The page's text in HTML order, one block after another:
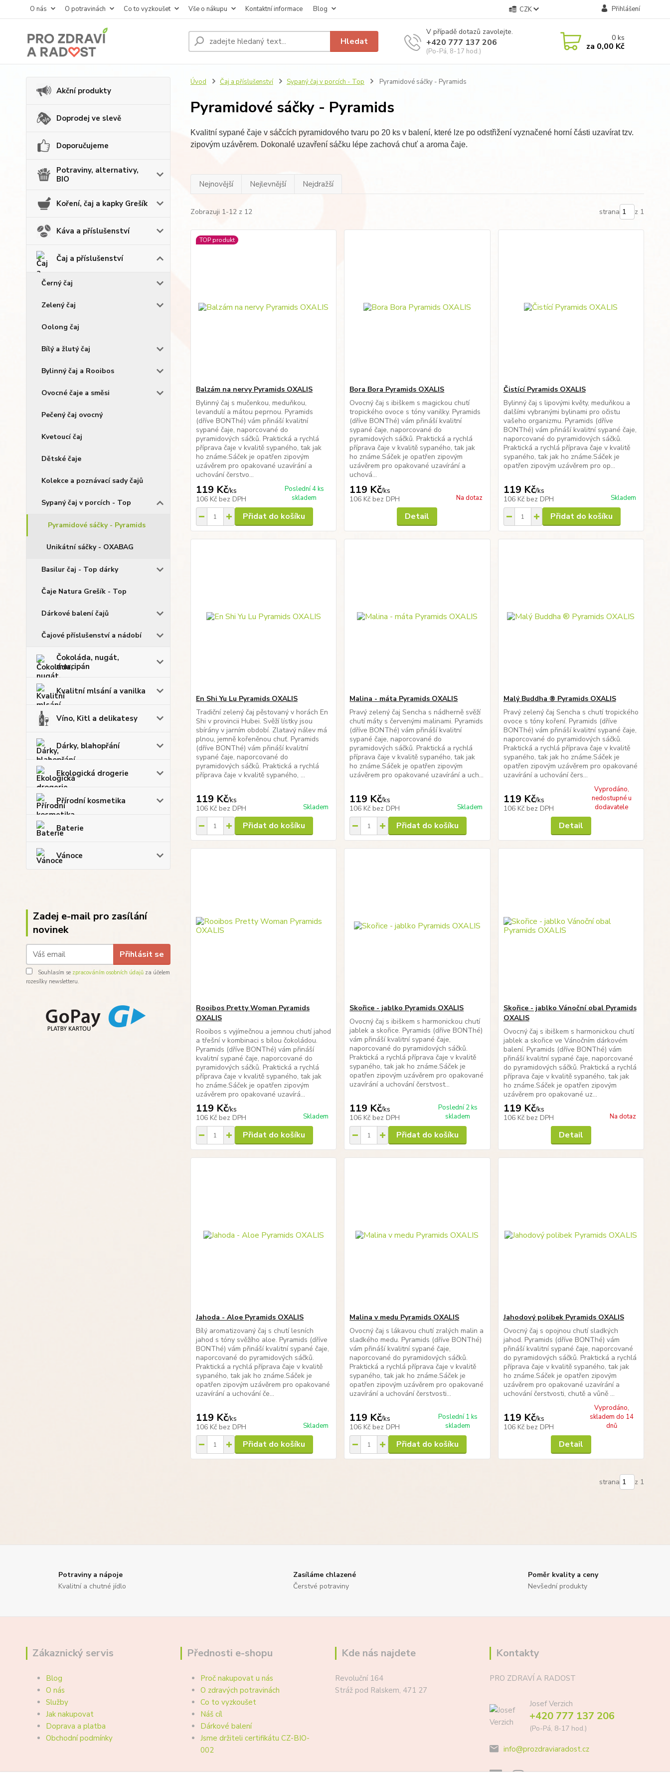
O nás O potravinách Co to vyzkoušet Vše o nákupu Kontaktní informace Blog CZK Přihlášení
Hledat
V případě dotazů zavolejte.
+420 777 137 206
(Po-Pá, 8-17 hod.)
0ks
za 0,00 Kč
Akční produkty
Doprodej ve slevě
Doporučujeme
Potraviny, alternativy,
BIO
Koření, čaj a kapky Grešík
Káva a příslušenství
Čaj a příslušenství
Černý čaj
Zelený čaj
Oolong čaj
Bílý a žlutý čaj
Bylinný čaj a Rooibos
Ovocné čaje a směsi
Pečený čaj ovocný
Kvetoucí čaj
Dětské čaje
Kolekce a poznávací sady čajů
Sypaný čaj v porcích - Top
Pyramidové sáčky - Pyramids
Unikátní sáčky - OXABAG
Basilur čaj - Top dárky
Čaje Natura Grešík - Top
Dárkové balení čajů
Čajové příslušenství a nádobí
Čokoláda, nugát,
marcipán
Kvalitní mlsání a vanilka
Víno, Kitl a delikatesy
Dárky, blahopřání
Ekologická drogerie
Přírodní kosmetika
Baterie
Vánoce
Zadej e-mail pro zasílání
novinek
Přihlásit se
Souhlasím se zpracováním osobních údajů za účelem
rozesílky newsletteru.
Úvod Čaj a příslušenství Sypaný čaj v porcích - Top Pyramidové sáčky - Pyramids
Pyramidové sáčky - Pyramids
Kvalitní sypané čaje v sáčcích pyramidového tvaru po 20 ks v balení, které lze po odstřižení vyznačené horní části uzavírat tzv.
zipovým uzávěrem. Dokonalé uzavření sáčku lépe zachová chuť a aroma čaje.
Nejnovější Nejlevnější Nejdražší
Zobrazuji 1-12 z 12 strana z 1
TOP produkt
Balzám na nervy Pyramids OXALIS
Bylinný čaj s mučenkou, meduňkou,
levandulí a mátou peprnou. Pyramids
(dříve BONThé) vám přináší kvalitní
sypané čaje, naporcované do
pyramidových sáčků. Praktická a rychlá
příprava čaje v kvalitě sypaného, tak jak
ho známe.Sáček je opatřen zipovým
uzávěrem pro opakované uzavírání a
uchování čerstvo...
119 Kč/ks
106 Kč bez DPH
Poslední 4 ks
skladem
Přidat do košíku
Bora Bora Pyramids OXALIS
Ovocný čaj s ibiškem s magickou chutí
tropického ovoce s tóny vanilky. Pyramids
(dříve BONThé) vám přináší kvalitní
sypané čaje, naporcované do
pyramidových sáčků. Praktická a rychlá
příprava čaje v kvalitě sypaného, tak jak
ho známe.Sáček je opatřen zipovým
uzávěrem pro opakované uzavírání a
uchová...
119 Kč/ks
106 Kč bez DPH Na dotaz
Detail
Čistící Pyramids OXALIS
Bylinný čaj s lipovými květy, meduňkou a
dalšími vybranými bylinami pro očistu
vašeho organizmu. Pyramids (dříve
BONThé) vám přináší kvalitní sypané čaje,
naporcované do pyramidových sáčků.
Praktická a rychlá příprava čaje v kvalitě
sypaného, tak jak ho známe.Sáček je
opatřen zipovým uzávěrem pro op...
119 Kč/ks
106 Kč bez DPH Skladem
Přidat do košíku
En Shi Yu Lu Pyramids OXALIS
Tradiční zelený čaj pěstovaný v horách En
Shi v provincii Hubei. Svěží lístky jsou
sbírány v jarním období. Zlatavý nálev má
plnou, jemně kořeněnou chuť. Pyramids
(dříve BONThé) vám přináší kvalitní
sypané čaje, naporcované do
pyramidových sáčků. Praktická a rychlá
příprava čaje v kvalitě sypaného, ...
119 Kč/ks
106 Kč bez DPH Skladem
Přidat do košíku
Malina - máta Pyramids OXALIS
Pravý zelený čaj Sencha s nádherně svěží
chutí máty s červenými malinami. Pyramids
(dříve BONThé) vám přináší kvalitní
sypané čaje, naporcované do
pyramidových sáčků. Praktická a rychlá
příprava čaje v kvalitě sypaného, tak jak
ho známe.Sáček je opatřen zipovým
uzávěrem pro opakované uzavírání a uch...
119 Kč/ks
106 Kč bez DPH Skladem
Přidat do košíku
Malý Buddha ® Pyramids OXALIS
Pravý zelený čaj Sencha s chutí tropického
ovoce s tóny koření. Pyramids (dříve
BONThé) vám přináší kvalitní sypané čaje,
naporcované do pyramidových sáčků.
Praktická a rychlá příprava čaje v kvalitě
sypaného, tak jak ho známe.Sáček je
opatřen zipovým uzávěrem pro opakované
uzavírání a uchování čers...
119 Kč/ks
106 Kč bez DPH
Vyprodáno,
nedostupné u
dodavatele
Detail
Rooibos Pretty Woman Pyramids
OXALIS
Rooibos s vyjímečnou a jemnou chutí jahod
a třešní v kombinaci s bílou čokoládou.
Pyramids (dříve BONThé) vám přináší
kvalitní sypané čaje, naporcované do
pyramidových sáčků. Praktická a rychlá
příprava čaje v kvalitě sypaného, tak jak
ho známe.Sáček je opatřen zipovým
uzávěrem pro opakované uzavírá...
119 Kč/ks
106 Kč bez DPH Skladem
Přidat do košíku
Skořice - jablko Pyramids OXALIS
Ovocný čaj s ibiškem s harmonickou chutí
jablek a skořice. Pyramids (dříve BONThé)
vám přináší kvalitní sypané čaje,
naporcované do pyramidových sáčků.
Praktická a rychlá příprava čaje v kvalitě
sypaného, tak jak ho známe.Sáček je
opatřen zipovým uzávěrem pro opakované
uzavírání a uchování čerstvost...
119 Kč/ks
106 Kč bez DPH
Poslední 2 ks
skladem
Přidat do košíku
Skořice - jablko Vánoční obal Pyramids
OXALIS
Ovocný čaj s ibiškem s harmonickou chutí
jablek a skořice ve Vánočním dárkovém
balení. Pyramids (dříve BONThé) vám
přináší kvalitní sypané čaje, naporcované
do pyramidových sáčků. Praktická a rychlá
příprava čaje v kvalitě sypaného, tak jak
ho známe.Sáček je opatřen zipovým
uzávěrem pro opakované uz...
119 Kč/ks
106 Kč bez DPH Na dotaz
Detail
Jahoda - Aloe Pyramids OXALIS
Bílý aromatizovaný čaj s chutí lesních
jahod s tóny svěžího aloe. Pyramids (dříve
BONThé) vám přináší kvalitní sypané čaje,
naporcované do pyramidových sáčků.
Praktická a rychlá příprava čaje v kvalitě
sypaného, tak jak ho známe.Sáček je
opatřen zipovým uzávěrem pro opakované
uzavírání a uchování če...
119 Kč/ks
106 Kč bez DPH Skladem
Přidat do košíku
Malina v medu Pyramids OXALIS
Ovocný čaj s lákavou chutí zralých malin a
sladkého medu. Pyramids (dříve BONThé)
vám přináší kvalitní sypané čaje,
naporcované do pyramidových sáčků.
Praktická a rychlá příprava čaje v kvalitě
sypaného, tak jak ho známe.Sáček je
opatřen zipovým uzávěrem pro opakované
uzavírání a uchování čerstvosti...
119 Kč/ks
106 Kč bez DPH
Poslední 1 ks
skladem
Přidat do košíku
Jahodový polibek Pyramids OXALIS
Ovocný čaj s opojnou chutí sladkých
jahod. Pyramids (dříve BONThé) vám
přináší kvalitní sypané čaje, naporcované
do pyramidových sáčků. Praktická a rychlá
příprava čaje v kvalitě sypaného, tak jak
ho známe.Sáček je opatřen zipovým
uzávěrem pro opakované uzavírání a
uchování čerstvosti, chutě a vůně ...
119 Kč/ks
106 Kč bez DPH
Vyprodáno,
skladem do 14
dnů
Detail
strana z 1
Potraviny a nápoje
Kvalitní a chutné jídlo
Zasíláme chlazené
Čerstvé potraviny
Poměr kvality a ceny
Nevšední produkty
Zákaznický servis
Blog
O nás
Služby
Jak nakupovat
Doprava a platba
Obchodní podmínky
Přednosti e-shopu
Proč nakupovat u nás
O zdravých potravinách
Co to vyzkoušet
Náš cíl
Dárkové balení
Jsme držiteli certifikátu CZ-BIO-
002
Kde nás najdete
Revoluční 164
Stráž pod Ralskem, 471 27
Kontakty
PRO ZDRAVÍ A RADOST
Josef Verzich
+420 777 137 206
(Po-Pá, 8-17 hod.)
info@prozdraviaradost.cz